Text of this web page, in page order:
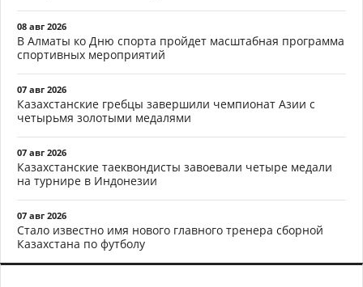
08 авг 2026
В Алматы ко Дню спорта пройдет масштабная программа
спортивных мероприятий
07 авг 2026
Казахстанские гребцы завершили чемпионат Азии с
четырьмя золотыми медалями
07 авг 2026
Казахстанские таеквондисты завоевали четыре медали
на турнире в Индонезии
07 авг 2026
Стало известно имя нового главного тренера сборной
Казахстана по футболу